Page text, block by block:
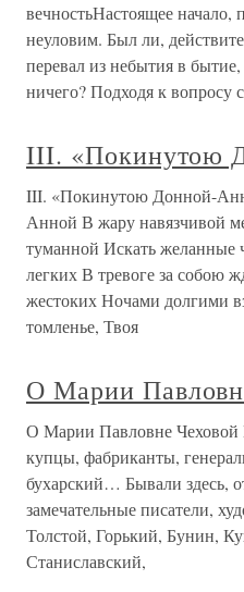
вечностьНастоящее
неуловим. Был ли,
перевал из небытия в
ничего? Подходя к вопросу
III. «Покинутою
III. «Покинутою Донной-
Анной В жару навязчивой
туманной Искать
легких В тревоге за собою
жестоких Ночами долгими
томленье, Твоя
О Марии
О Марии Павловне Чеховой
купцы, фабриканты,
бухарский… Бывали здесь,
замечательные писатели,
Толстой, Горький, Бунин,
Станиславский,